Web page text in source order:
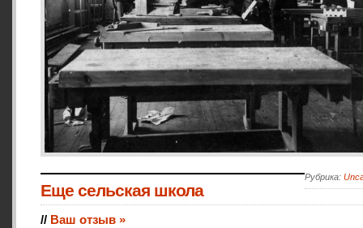
Рубрика:
Еще сельская школа
// Ваш отзыв »